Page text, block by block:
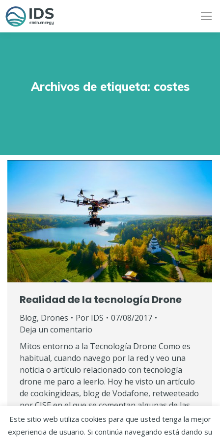
Archivos de etiqueta: costes
Realidad de la tecnología Drone
Blog, Drones Por IDS
07/08/2017
Deja un comentario
Mitos entorno a la Tecnología Drone Como es
habitual, cuando navego por la red y veo una
noticia o artículo relacionado con tecnología
drone me paro a leerlo. Hoy he visto un artículo
de cookingideas, blog de Vodafone, retweeteado
por CISE en el que se comentan algunas de las
bondades de esta tecnología y lo…
Este sitio web utiliza cookies para que usted tenga la mejor
experiencia de usuario. Si continúa navegando está dando su